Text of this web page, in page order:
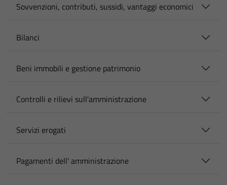
Sovvenzioni, contributi, sussidi, vantaggi economici
Bilanci
Beni immobili e gestione patrimonio
Controlli e rilievi sull'amministrazione
Servizi erogati
Pagamenti dell' amministrazione